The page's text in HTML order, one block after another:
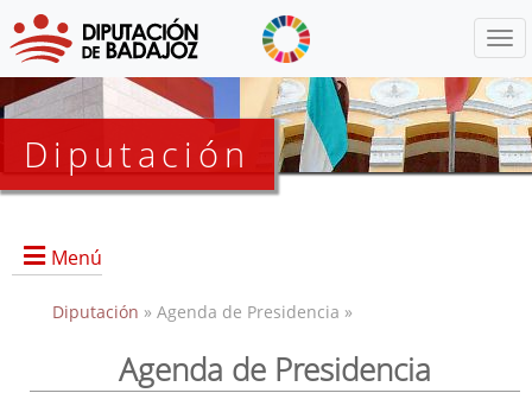
Diputación
Menú
Presidencia
Diputación » Agenda de Presidencia »
Agenda de Presidencia